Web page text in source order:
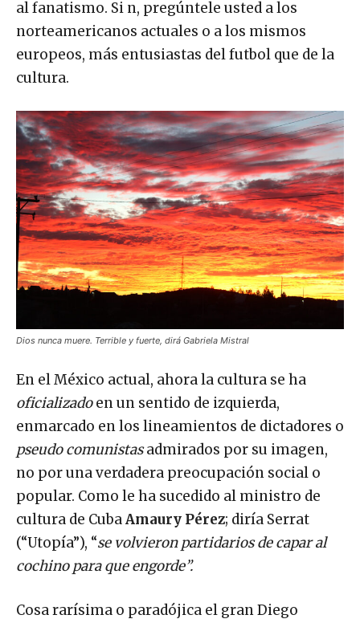
al fanatismo. Si n, pregúntele usted a los
norteamericanos actuales o a los mismos
europeos, más entusiastas del futbol que de la
cultura.
Dios nunca muere. Terrible y fuerte, dirá Gabriela Mistral
En el México actual, ahora la cultura se ha
oficializadoen un sentido de izquierda,
enmarcado en los lineamientos de dictadores o
pseudo comunistasadmirados por su imagen,
no por una verdadera preocupación social o
popular. Como le ha sucedido al ministro de
cultura de CubaAmaury Pérez; diría Serrat
(“Utopía”), “se volvieron partidarios de capar al
cochino para que engorde”.
Cosa rarísima o paradójica el gran Diego